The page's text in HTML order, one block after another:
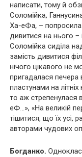
написати, тому й
Соломійка,
Ха-еФа, –
дивитися на нього
Соломійка сиділа
замість дивитися
нічого цікавого не
пригадалася печера
пластунами на
то аж стрепенулася
еФ…», «На великій
тішитися, що їх усі,
авторами чудових
Богданко.